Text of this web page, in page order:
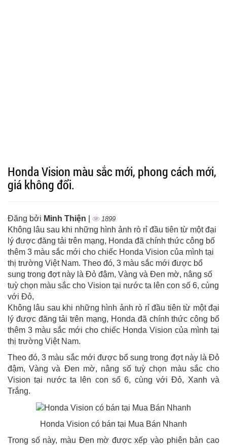
Honda Vision màu sắc mới, phong cách mới,
giá không đổi.
Đăng bởi Minh Thiện 1899
Không lâu sau khi những hình ảnh rò rỉ đầu tiên từ một đại
lý được đăng tải trên mạng, Honda đã chính thức công bố
thêm 3 màu sắc mới cho chiếc Honda Vision của mình tại
thị trường Việt Nam. Theo đó, 3 màu sắc mới được bổ
sung trong đợt này là Đỏ đậm, Vàng và Đen mờ, nâng số
tuỳ chọn màu sắc cho Vision tại nước ta lên con số 6, cùng
với Đỏ,
Không lâu sau khi những hình ảnh rò rỉ đầu tiên từ một đại
lý được đăng tải trên mạng, Honda đã chính thức công bố
thêm 3 màu sắc mới cho chiếc Honda Vision của mình tại
thị trường Việt Nam.
Theo đó, 3 màu sắc mới được bổ sung trong đợt này là Đỏ
đậm, Vàng và Đen mờ, nâng số tuỳ chọn màu sắc cho
Vision tại nước ta lên con số 6, cùng với Đỏ, Xanh và
Trắng.
Honda Vision có bán tại Mua Bán Nhanh
Trong số này, màu Đen mờ được xếp vào phiên bản cao